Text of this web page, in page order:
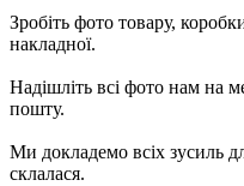
Зробіть фото товару,
накладної.
Надішліть всі фото нам на
пошту.
Ми докладемо всіх зусиль
склалася.